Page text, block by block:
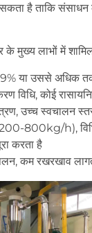
है ताकि संसाधन
के मुख्य लाभों में
या उससे अधिक
विधि, कोई
उच्च स्वचालन
(200-800kg/h),
करता है
कम रखरखाव